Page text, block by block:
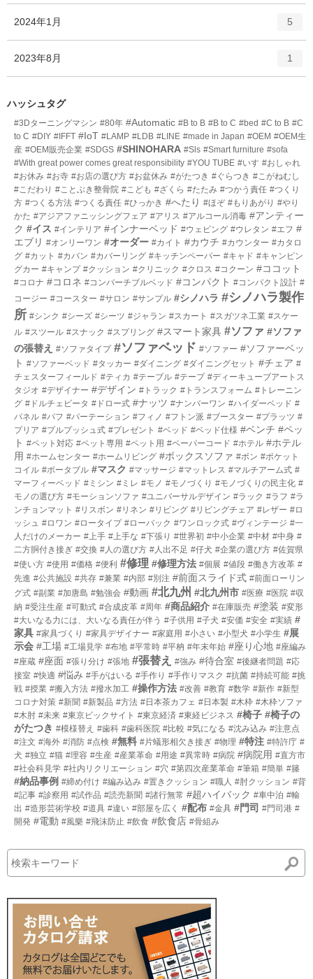
ー
ー
2024年1月
ー
5
2023年8月
リ
数
1
ハッシュタグ
#3Dターニングマシン #80年 #Automatic #B to B #B to C #bed #C to B #C
to C #DIY #IFFT #IoT #LAMP #LDB #LINE #made in Japan #OEM #OEM生
産 #OEM販売企業 #SDGS #SHINOHARA #Sls #Smart furniture #sofa
#With great power comes great responsibility #YOU TUBE #いす #おしゃれ
#お休み #お寺 #お店の選び方 #お盆休み #がたつき #ぐらつき #こがねむし
#こだわり #ことぶき整骨院 #こども #ざくら #たたみ #つかう責任 #つくり
方 #つくる方法 #つくる責任 #ひっかき #へたり #ほぞ #もりあがり #やり
かた #アジアファニッシングフェア #アリス #アルコール消毒 #アンティー
ク #イス #インテリア #インナーベッド #ウェピング #ウレタン #エフ #
エブリ #オンリーワン #オーダー #カイト #カウチ #カウンター #カタロ
グ #カット #カバン #カバーリング #キッチンペーパー #キャド #キャンピン
グカー #キャンプ #クッション #クリニック #クロス #コクーン #ココット
#コロナ #コロネ #コンバーチブルベッド #コンパクト #コンパクト設計 #
コージー #コースター #サロン #サンプル #シノハラ #シノハラ製作
所 #シンク #シーズ #シーツ #ジャラン #スカート #スガツネ工業 #スケー
ル #スツール #スナック #スプリング #スマート家具 #ソファ #ソファ
の張替え #ソファタイプ #ソファベッド #ソファー #ソファーベッ
ト #ソファーベッド #タッカー #ダイニング #ダイニングセット #チェア #
チェスターフィールド #ティカ #テーブル #テープ #ディーキューブアートス
タジオ #デザイナー #デザイン #トラック #トランスフォーム #トレーニン
グ #ドルチェビータ #ドロー式 #ナッツ #ナンバーワン #ハイダーベッド #
パネル #パフ #パーテーション #フィノ #フトン派 #ブースター #プラッツ #
プリア #プルプッシュ式 #プレゼント #ベッド #ベッド仕様 #ベンチ #ペッ
ト #ペット対応 #ペット専用 #ペット用 #ペーパーコード #ホテル #ホテル
用 #ホームセンター #ホームリビング #ボックスソファ #ボン #ポケット
コイル #ポータブル #マスク #マッサージ #マットレス #マルチアーム式 #
マーフィーベッド #ミシン #ミレ #モノ #モノづくり #モノづくりの民主化 #
モノの選び方 #モーションソファ #ユニバーサルデザイン #ラック #ラフ #ラ
ンチョンマット #リスボン #リネン #リビング #リビングチェア #レザー #ロ
ッシュ #ロワン #ロータイプ #ローバック #ワンロック式 #ヴィンテージ #一
人だけのメーカー #上手 #上手な #下張り #世界初 #中小企業 #中材 #中身 #
二方胴付き接ぎ #交換 #人の選び方 #人出不足 #仔犬 #企業の選び方 #佐賀県
#使い方 #使用 #価格 #便利 #修理 #修理方法 #個展 #値段 #働き方改革 #
先進 #公共施設 #共存 #兼業 #内部 #別注 #前面スライド式 #前面ローリン
グ式 #副業 #加唐島 #勉強会 #動画 #北九州 #北九州市 #医療 #医院 #収
納 #受注生産 #可動式 #合成皮革 #周年 #商品紹介 #在庫販売 #塗装 #変形
#大いなる力には、大いなる責任が伴う #子供用 #子犬 #安価 #安全 #実績 #
家具 #家具づくり #家具デザイナー #家庭用 #小さい #小型犬 #小学生 #展
示会 #工場 #工場見学 #布地 #平常時 #平枘 #年末年始 #座り心地 #座編み
#座蔵 #座面 #張り分け #張地 #張替え #強み #待合室 #後継者問題 #応
接室 #快適 #悩み #手がはいる #手作り #手作りマスク #抗菌 #持続可能 #挑
戦 #授業 #搬入方法 #撥水加工 #操作方法 #改善 #教育 #数学 #新作 #新型
コロナ対策 #新聞 #新製品 #方法 #日本茶カフェ #日本製 #木枠 #木枠ソファ
#木肘 #未来 #東京ビックサイト #東京経済 #東経ビジネス #椅子 #椅子の
がたつき #模様替え #歯科 #歯科医院 #比較 #気になる #沈み込み #注意点
#注文 #海外 #消防 #点検 #無料 #片蟻形相欠き接ぎ #物理 #特注 #特許庁 #
犬 #独立 #猫 #理容 #生産 #産業革命 #用途 #異常時 #病院 #病院用 #直方市
#社会科見学 #社内リクリエーション #穴 #第四次産業革命 #筆箱 #簡単 #籐
#納品事例 #締め付け #編み込み #置きクッション #職人 #肘クッション #背
#記事 #診察用 #試作品 #読売新聞 #諸行無常 #超ハイバック #車中泊 #輸
出 #造形芸術学校 #道具 #違い #部屋を広く #配布 #金具 #門司 #門司港 #
開発 #電動 #風樂 #飛沫防止 #飲食 #飲食店 #骨組み